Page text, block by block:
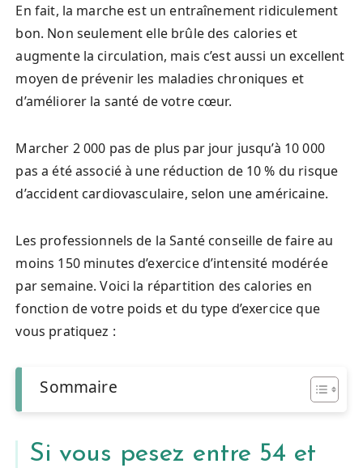
En fait, la marche est un entraînement ridiculement
bon. Non seulement elle brûle des calories et
augmente la circulation, mais c’est aussi un excellent
moyen de prévenir les maladies chroniques et
d’améliorer la santé de votre cœur.
Marcher 2 000 pas de plus par jour jusqu’à 10 000
pas a été associé à une réduction de 10 % du risque
d’accident cardiovasculaire, selon une américaine.
Les professionnels de la Santé conseille de faire au
moins 150 minutes d’exercice d’intensité modérée
par semaine. Voici la répartition des calories en
fonction de votre poids et du type d’exercice que
vous pratiquez :
Sommaire
Si vous pesez entre 54 et